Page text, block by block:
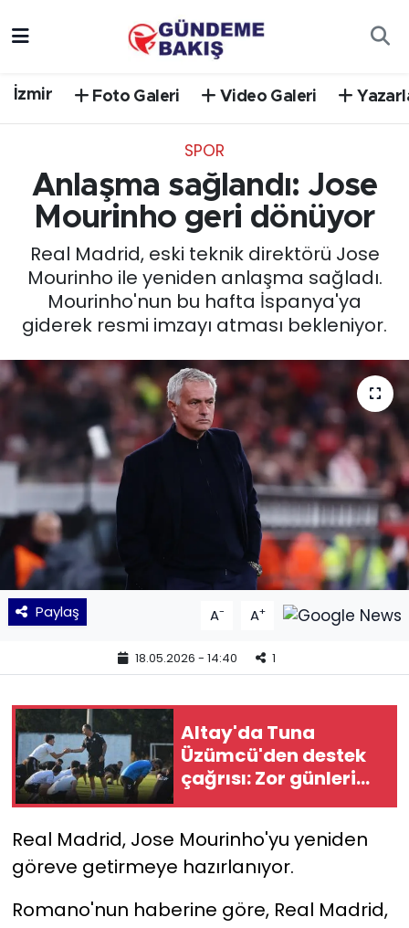
İzmir Foto Galeri Video Galeri
SPOR
Anlaşma sağlandı: Jose
Mourinho geri dönüyor
Real Madrid, eski teknik direktörü Jose
Mourinho ile yeniden anlaşma sağladı.
Mourinho'nun bu hafta İspanya'ya
giderek resmi imzayı atması bekleniyor.
Paylaş A- A+
18.05.2026 - 14:40 1
Altay'da Tuna
Üzümcü'den destek
çağrısı: Zor günleri
geride bırakacağız
Real Madrid, Jose Mourinho'yu yeniden
göreve getirmeye hazırlanıyor.
Romano'nun haberine göre, Real Madrid,
EGE
EĞİTİM
EKONOMİ
GÜNCEL
KÜLTÜR SANAT
MAGAZİN
POLİTİKA
SAĞLIK
Siyaset
SPOR
TEKNOLOJİ
Yaşam
YEREL POLİTİKA
YEREL YÖNETİMLER
Yurt
Süper Lig Puan Durumu ve Fikstür
Tüm Manşetler
Son Dakika Haberleri